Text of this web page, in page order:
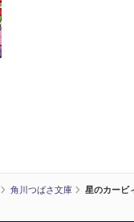
角川つばさ文庫
星のカービ